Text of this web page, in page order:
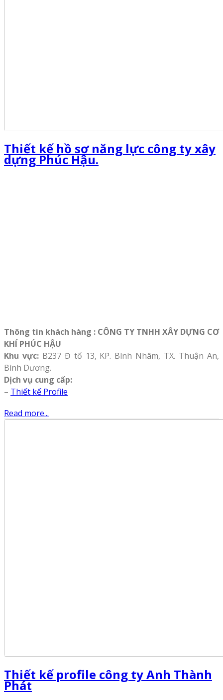
Thiết kế hồ sơ năng lực công ty xây
dựng Phúc Hậu.
Thông tin khách hàng : CÔNG TY TNHH XÂY DỰNG CƠ
KHÍ PHÚC HẬU
Khu vực: B237 Đ tổ 13, KP. Bình Nhâm, TX. Thuận An,
Bình Dương.
Dịch vụ cung cấp:
– Thiết kế Profile
Read more...
Thiết kế profile công ty Anh Thành
Phát